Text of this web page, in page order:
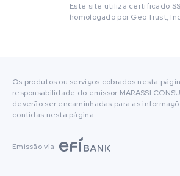
Este site utiliza certificado
homologado por Geo Trust,
Os produtos ou serviços cobrados nesta
responsabilidade do emissor MARASSI
deverão ser encaminhadas para as
contidas nesta página.
Emissão via